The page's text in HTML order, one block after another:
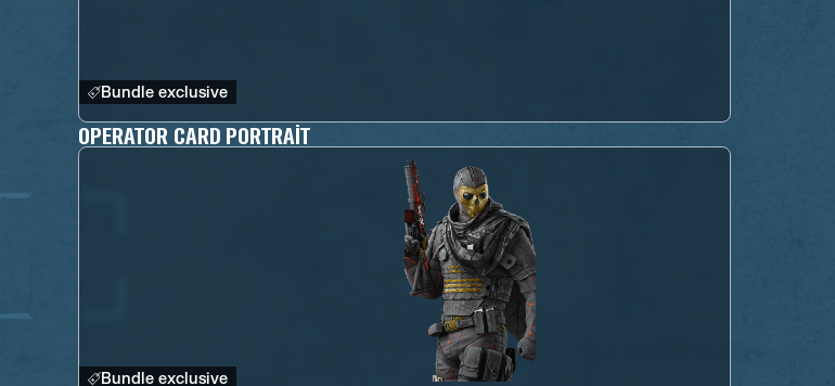
Bundle exclusive
OPERATOR CARD PORTRAIT
Bundle exclusive